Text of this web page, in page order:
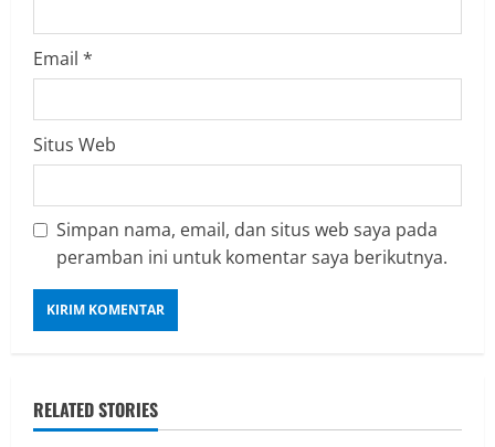
Email *
Situs Web
Simpan nama, email, dan situs web saya pada
peramban ini untuk komentar saya berikutnya.
RELATED STORIES